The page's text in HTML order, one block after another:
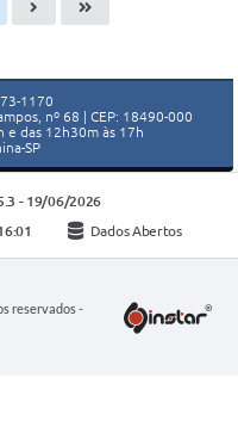
1170
nº 68 | CEP: 18490-000
das 12h30m às 17h
SP
- 19/06/2026
Dados Abertos
reservados -